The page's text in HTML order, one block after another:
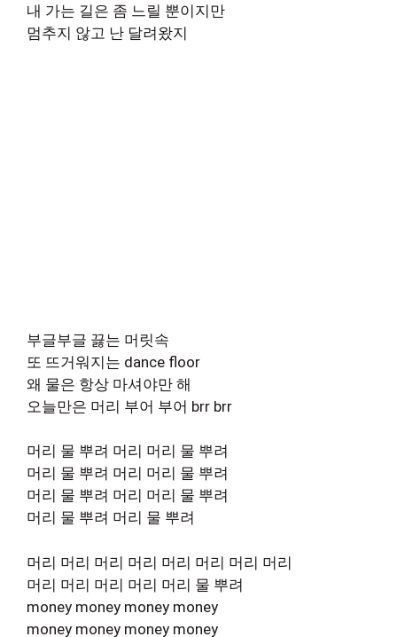
내 가는 길은 좀 느릴 뿐이지만
멈추지 않고 난 달려왔지
부글부글 끓는 머릿속
또 뜨거워지는 dance floor
왜 물은 항상 마셔야만 해
오늘만은 머리 부어 부어 brr brr
머리 물 뿌려 머리 머리 물 뿌려
머리 물 뿌려 머리 머리 물 뿌려
머리 물 뿌려 머리 머리 물 뿌려
머리 물 뿌려 머리 물 뿌려
머리 머리 머리 머리 머리 머리 머리 머리
머리 머리 머리 머리 머리 물 뿌려
money money money money
money money money money